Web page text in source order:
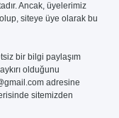
Ancak, üyelerimiz
siteye üye olarak bu
bir bilgi paylaşım
olduğunu
adresine
sitemizden